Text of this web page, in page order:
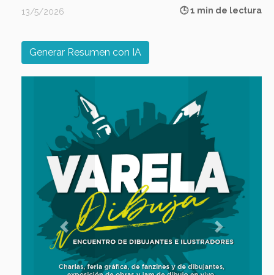
13/5/2026 🕒 1 min de lectura
Generar Resumen con IA
Previous Next